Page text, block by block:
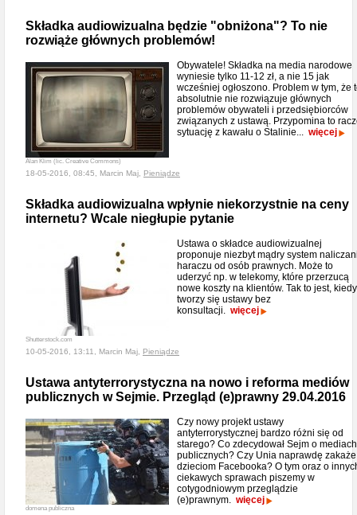
Składka audiowizualna będzie "obniżona"? To nie
rozwiąże głównych problemów!
Alan Klim (lic. Creative Commons)
Obywatele! Składka na media narodowe
wyniesie tylko 11-12 zł, a nie 15 jak
wcześniej ogłoszono. Problem w tym, że
absolutnie nie rozwiązuje głównych
problemów obywateli i przedsiębiorców
związanych z ustawą. Przypomina to
sytuację z kawału o Stalinie... więcej
18-05-2016, 08:45, Marcin Maj, Pieniądze
Składka audiowizualna wpłynie niekorzystnie na ceny
internetu? Wcale niegłupie pytanie
Shutterstock.com
Ustawa o składce audiowizualnej
proponuje niezbyt mądry system
haraczu od osób prawnych. Może to
uderzyć np. w telekomy, które przerzucą
nowe koszty na klientów. Tak to jest, kiedy
tworzy się ustawy bez
konsultacji. więcej
10-05-2016, 13:11, Marcin Maj, Pieniądze
Ustawa antyterrorystyczna na nowo i reforma mediów
publicznych w Sejmie. Przegląd (e)prawny 29.04.2016
domena publiczna
Czy nowy projekt ustawy
antyterrorystycznej bardzo różni się od
starego? Co zdecydował Sejm o mediach
publicznych? Czy Unia naprawdę zakaże
dzieciom Facebooka? O tym oraz o
ciekawych sprawach piszemy w
cotygodniowym przeglądzie
(e)prawnym. więcej